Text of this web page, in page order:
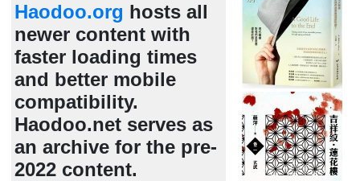
Haodoo.org hosts all
newer content with
faster loading times
and better mobile
compatibility.
Haodoo.net serves as
an archive for the pre-
2022 content.